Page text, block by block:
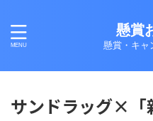
懸賞
懸賞・キャ
サンドラッグ×「